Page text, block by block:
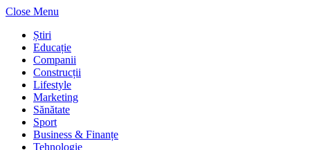
Close Menu
Știri
Educație
Companii
Construcții
Lifestyle
Marketing
Sănătate
Sport
Business & Finanțe
Tehnologie